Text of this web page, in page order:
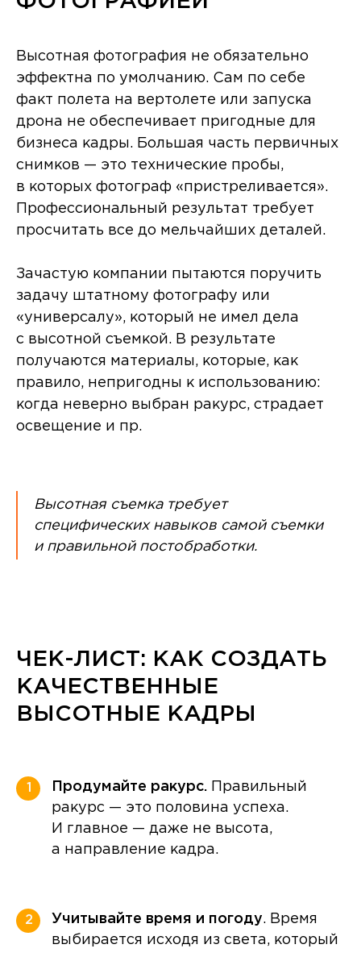
Высотная фотография не обязательно
эффектна по умолчанию. Сам по себе
факт полета на вертолете или запуска
дрона не обеспечивает пригодные для
бизнеса кадры. Большая часть первичных
снимков — это технические пробы,
в которых фотограф «пристреливается».
Профессиональный результат требует
просчитать все до мельчайших деталей.
Зачастую компании пытаются поручить
задачу штатному фотографу или
«универсалу», который не имел дела
с высотной съемкой. В результате
получаются материалы, которые, как
правило, непригодны к использованию:
когда неверно выбран ракурс, страдает
освещение и пр.
Высотная съемка требует
специфических навыков самой съемки
и правильной постобработки.
ЧЕК-ЛИСТ: КАК СОЗДАТЬ
КАЧЕСТВЕННЫЕ
ВЫСОТНЫЕ КАДРЫ
1 Продумайте ракурс. Правильный
ракурс — это половина успеха.
И главное — даже не высота,
а направление кадра.
2 Учитывайте время и погоду. Время
выбирается исходя из света, который